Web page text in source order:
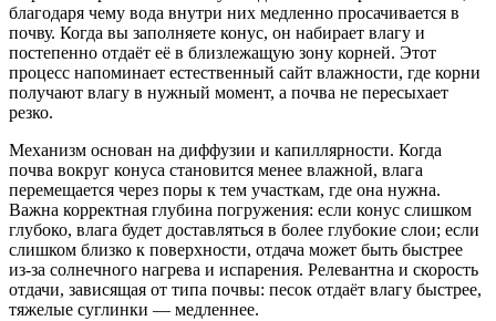
благодаря чему вода внутри них медленно просачивается в
почву. Когда вы заполняете конус, он набирает влагу и
постепенно отдаёт её в близлежащую зону корней. Этот
процесс напоминает естественный сайт влажности, где корни
получают влагу в нужный момент, а почва не пересыхает
резко.
Механизм основан на диффузии и капиллярности. Когда
почва вокруг конуса становится менее влажной, влагa
перемещается через поры к тем участкам, где она нужна.
Важна корректная глубина погружения: если конус слишком
глубоко, влага будет доставляться в более глубокие слои; если
слишком близко к поверхности, отдача может быть быстрее
из-за солнечного нагрева и испарения. Релевантна и скорость
отдачи, зависящая от типа почвы: песок отдаёт влагу быстрее,
тяжелые суглинки — медленнее.